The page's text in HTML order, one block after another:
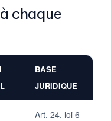
chaque
BASE
JURIDIQUE
Art. 24, loi 6